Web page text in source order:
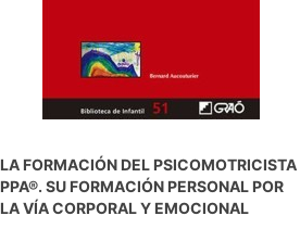
LA FORMACIÓN DEL PSICOMOTRICISTA
PPA®. SU FORMACIÓN PERSONAL POR
LA VÍA CORPORAL Y EMOCIONAL